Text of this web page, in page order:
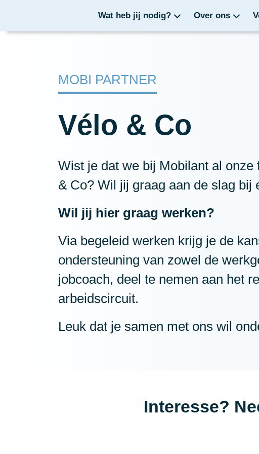
Wat heb jij nodig? Over ons
MOBI PARTNER
Vélo & Co
Wist je dat we bij Mobilant al onze
& Co? Wil jij graag aan de slag bij
Wil jij hier graag werken?
Via begeleid werken krijg je de
ondersteuning van zowel de
jobcoach, deel te nemen aan het
arbeidscircuit.
Leuk dat je samen met ons wil
Interesse?